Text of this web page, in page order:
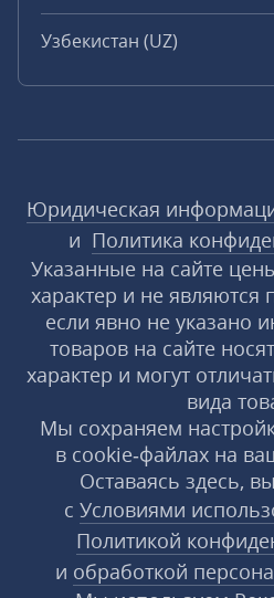
Узбекистан (UZ)
Юридическая
и Политика
Указанные на сайте
характер и не являются
если явно не указано
товаров на сайте
характер и могут
вида
Мы сохраняем
в cookie‑файлах на
Оставаясь здесь,
с Условиями
Политикой
и обработкой